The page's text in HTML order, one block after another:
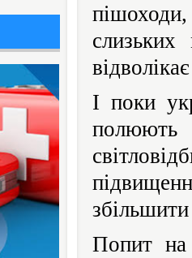
І поки
полюють
Попит на